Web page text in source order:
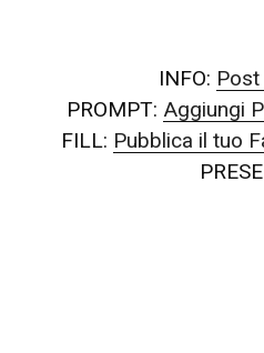
INFO:
PROMPT: Aggiungi
FILL: Pubblica il tuo